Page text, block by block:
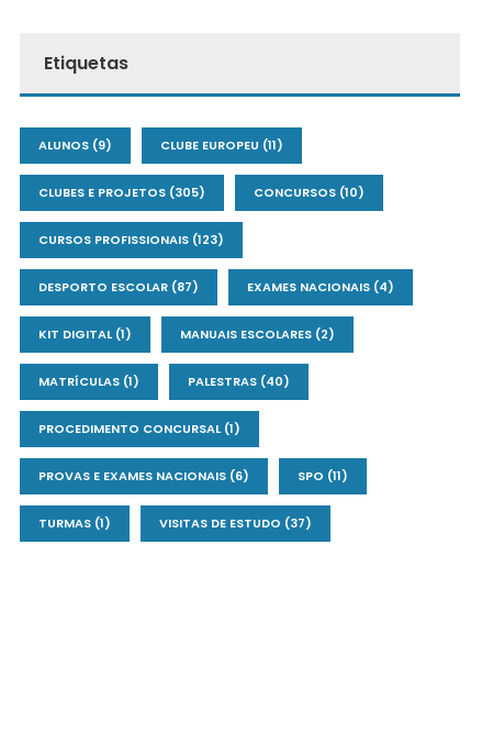
Etiquetas
ALUNOS(9) CLUBE EUROPEU (11)
CLUBES E PROJETOS(305) CONCURSOS(10)
CURSOS PROFISSIONAIS(123)
DESPORTO ESCOLAR(87) EXAMES NACIONAIS(4)
KIT DIGITAL(1) MANUAIS ESCOLARES(2)
MATRÍCULAS(1) PALESTRAS(40)
PROCEDIMENTO CONCURSAL(1)
PROVAS E EXAMES NACIONAIS(6) SPO (11)
TURMAS(1) VISITAS DE ESTUDO (37)